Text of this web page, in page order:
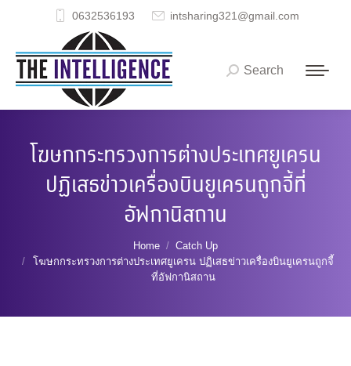
0632536193 intsharing321@gmail.com
Search:
Search
โฆษกกระทรวงการต่างประเทศยูเครน
ปฏิเสธข่าวเครื่องบินยูเครนถูกจี้ที่
อัฟกานิสถาน
Home
Catch Up
โฆษกกระทรวงการต่างประเทศยูเครน ปฏิเสธข่าวเครื่องบินยูเครนถูกจี้
ที่อัฟกานิสถาน